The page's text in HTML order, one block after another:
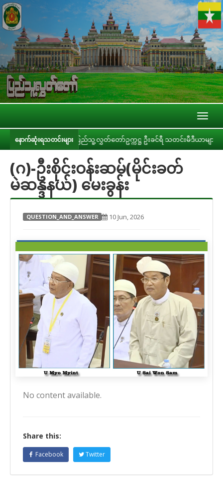
နောက်ဆုံးရသတင်းများ
းခြင်း ပြည်သူ့လွှတ်တော်ဥက္ကဋ္ဌ ဦးခင်ရီ သတင်းမီဒီယာများနှင့် တွေ့ဆုံ
(ဂ)-ဦးစိုင်းဝန်းဆမ်(မိုင်းခတ်
မဲဆန္ဒနယ်) မေးခွန်း
QUESTION_AND_ANSWER 10 Jun, 2026
No content available.
Share this:
Facebook Twitter